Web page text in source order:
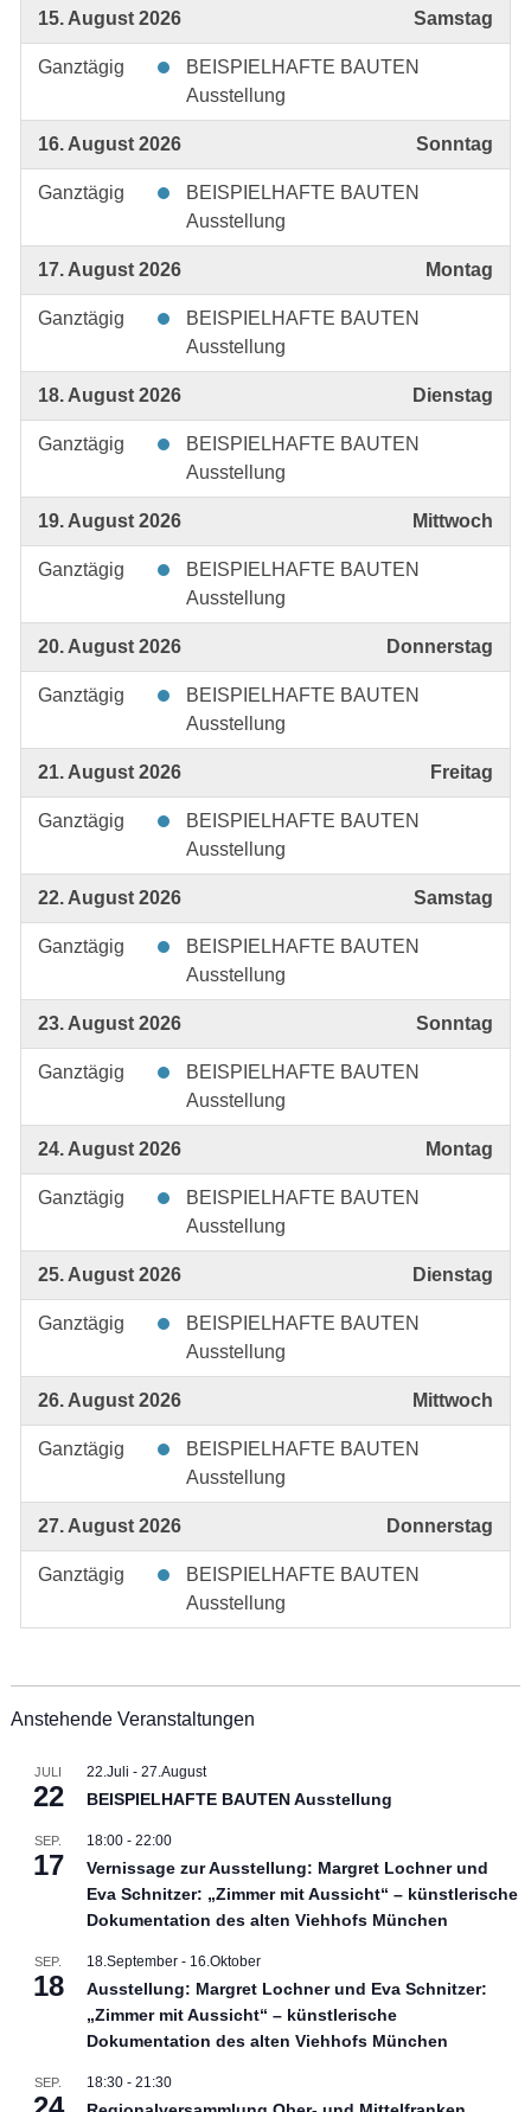
15. August 2026 Samstag
Ganztägig
BEISPIELHAFTE BAUTEN
Ausstellung
16. August 2026 Sonntag
Ganztägig
BEISPIELHAFTE BAUTEN
Ausstellung
17. August 2026 Montag
Ganztägig
BEISPIELHAFTE BAUTEN
Ausstellung
18. August 2026 Dienstag
Ganztägig
BEISPIELHAFTE BAUTEN
Ausstellung
19. August 2026 Mittwoch
Ganztägig
BEISPIELHAFTE BAUTEN
Ausstellung
20. August 2026 Donnerstag
Ganztägig
BEISPIELHAFTE BAUTEN
Ausstellung
21. August 2026 Freitag
Ganztägig
BEISPIELHAFTE BAUTEN
Ausstellung
22. August 2026 Samstag
Ganztägig
BEISPIELHAFTE BAUTEN
Ausstellung
23. August 2026 Sonntag
Ganztägig
BEISPIELHAFTE BAUTEN
Ausstellung
24. August 2026 Montag
Ganztägig
BEISPIELHAFTE BAUTEN
Ausstellung
25. August 2026 Dienstag
Ganztägig
BEISPIELHAFTE BAUTEN
Ausstellung
26. August 2026 Mittwoch
Ganztägig
BEISPIELHAFTE BAUTEN
Ausstellung
27. August 2026 Donnerstag
Ganztägig
BEISPIELHAFTE BAUTEN
Ausstellung
Anstehende Veranstaltungen
JULI
22
22.Juli - 27.August
BEISPIELHAFTE BAUTEN Ausstellung
SEP.
17
18:00- 22:00
Vernissage zur Ausstellung: Margret Lochner und
Eva Schnitzer: „Zimmer mit Aussicht“ – künstlerische
Dokumentation des alten Viehhofs München
SEP.
18
18.September- 16.Oktober
Ausstellung: Margret Lochner und Eva Schnitzer:
„Zimmer mit Aussicht“ – künstlerische
Dokumentation des alten Viehhofs München
SEP. 18:30- 21:30